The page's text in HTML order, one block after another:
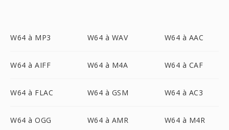
W64 à MP3 W64 à WAV W64 à AAC
W64 à AIFF W64 à M4A W64 à CAF
W64 à FLAC W64 à GSM W64 à AC3
W64 à OGG W64 à AMR W64 à M4R